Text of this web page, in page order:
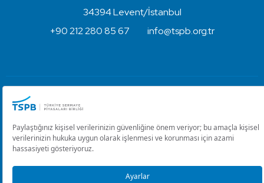
34394 Levent/İstanbul
+90 212 280 85 67
info@tspb.org.tr
Kullanım Koşulları ve Gizlilik
Çerez Ayarlarını Düzenle